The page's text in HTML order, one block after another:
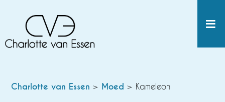
Charlotte van Essen > Moed > Kameleon